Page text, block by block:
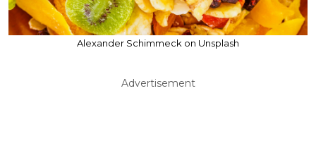
Alexander Schimmeck on Unsplash
Advertisement